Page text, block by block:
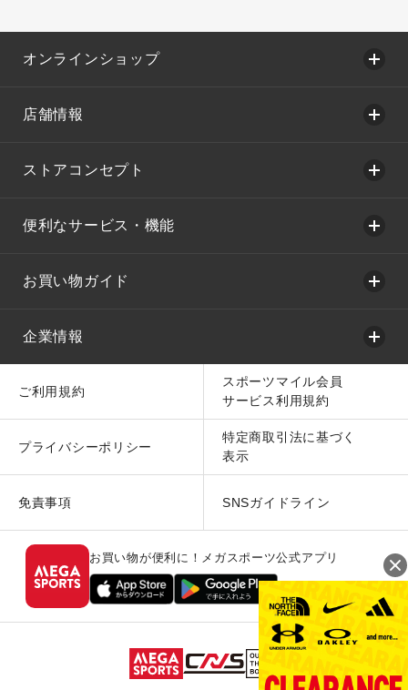
オンラインショップ
店舗情報
ストアコンセプト
便利なサービス・機能
お買い物ガイド
企業情報
ご利用規約
スポーツマイル会員
サービス利用規約
プライバシーポリシー
特定商取引法に基づく
表示
免責事項 SNSガイドライン
お買い物が便利に！メガスポーツ公式アプリ